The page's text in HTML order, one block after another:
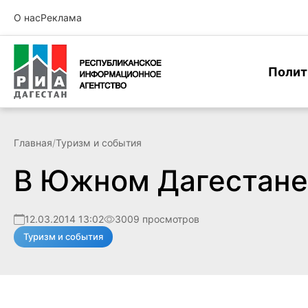
О насРеклама
Главная/Туризм и события
В Южном Дагестане
12.03.2014 13:02 3009 просмотров
Туризм и события